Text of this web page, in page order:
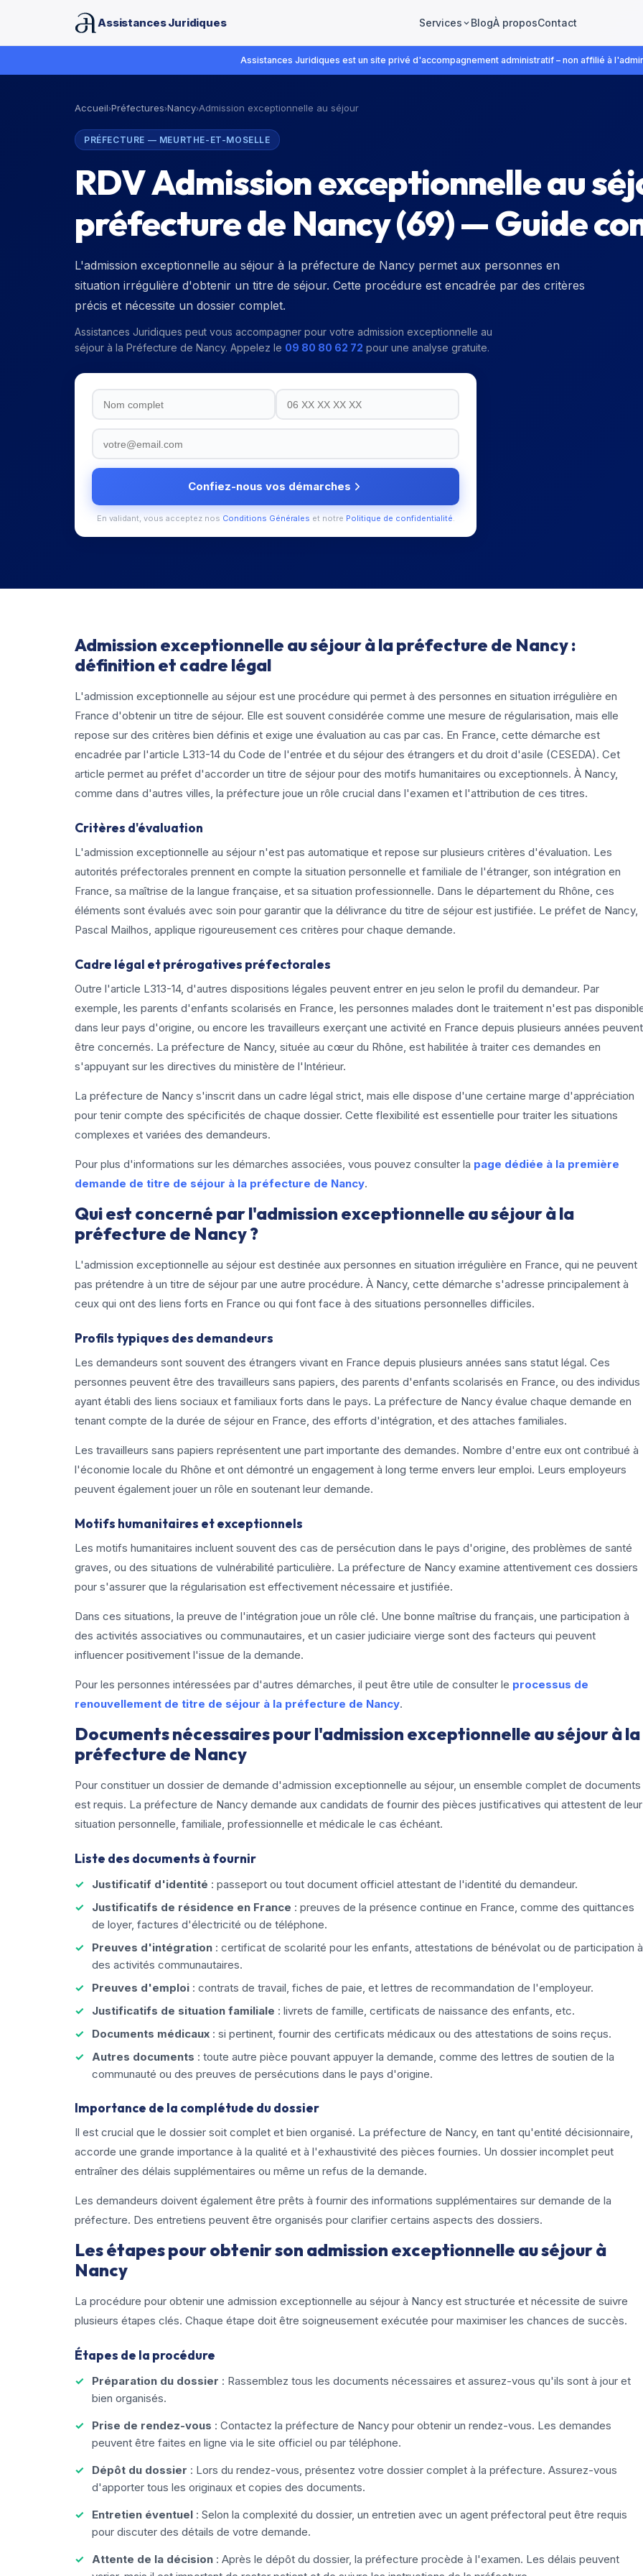
Assistances Juridiques Services BlogÀ proposContact
Assistances Juridiques est un site privé d'accompagnement administratif – non affilié à
Accueil›Préfectures›Nancy›Admission exceptionnelle au séjour
PRÉFECTURE — MEURTHE-ET-MOSELLE
RDV Admission exceptionnelle au
préfecture de Nancy (69) — Guide
L'admission exceptionnelle au séjour à la préfecture de Nancy permet aux personnes en
situation irrégulière d'obtenir un titre de séjour. Cette procédure est encadrée par des critères
précis et nécessite un dossier complet.
Assistances Juridiques peut vous accompagner pour votre admission exceptionnelle au
séjour à la Préfecture de Nancy. Appelez le 09 80 80 62 72 pour une analyse gratuite.
Confiez-nous vos démarches
En validant, vous acceptez nos Conditions Générales et notre Politique de confidentialité.
Admission exceptionnelle au séjour à la préfecture de Nancy :
définition et cadre légal
L'admission exceptionnelle au séjour est une procédure qui permet à des personnes en situation irrégulière en
France d'obtenir un titre de séjour. Elle est souvent considérée comme une mesure de régularisation, mais elle
repose sur des critères bien définis et exige une évaluation au cas par cas. En France, cette démarche est
encadrée par l'article L313-14 du Code de l'entrée et du séjour des étrangers et du droit d'asile (CESEDA). Cet
article permet au préfet d'accorder un titre de séjour pour des motifs humanitaires ou exceptionnels. À Nancy,
comme dans d'autres villes, la préfecture joue un rôle crucial dans l'examen et l'attribution de ces titres.
Critères d'évaluation
L'admission exceptionnelle au séjour n'est pas automatique et repose sur plusieurs critères d'évaluation. Les
autorités préfectorales prennent en compte la situation personnelle et familiale de l'étranger, son intégration en
France, sa maîtrise de la langue française, et sa situation professionnelle. Dans le département du Rhône, ces
éléments sont évalués avec soin pour garantir que la délivrance du titre de séjour est justifiée. Le préfet de Nancy,
Pascal Mailhos, applique rigoureusement ces critères pour chaque demande.
Cadre légal et prérogatives préfectorales
Outre l'article L313-14, d'autres dispositions légales peuvent entrer en jeu selon le profil du demandeur. Par
exemple, les parents d'enfants scolarisés en France, les personnes malades dont le traitement n'est pas
dans leur pays d'origine, ou encore les travailleurs exerçant une activité en France depuis plusieurs années peuvent
être concernés. La préfecture de Nancy, située au cœur du Rhône, est habilitée à traiter ces demandes en
s'appuyant sur les directives du ministère de l'Intérieur.
La préfecture de Nancy s'inscrit dans un cadre légal strict, mais elle dispose d'une certaine marge d'appréciation
pour tenir compte des spécificités de chaque dossier. Cette flexibilité est essentielle pour traiter les situations
complexes et variées des demandeurs.
Pour plus d'informations sur les démarches associées, vous pouvez consulter la page dédiée à la première
demande de titre de séjour à la préfecture de Nancy.
Qui est concerné par l'admission exceptionnelle au séjour à la
préfecture de Nancy ?
L'admission exceptionnelle au séjour est destinée aux personnes en situation irrégulière en France, qui ne peuvent
pas prétendre à un titre de séjour par une autre procédure. À Nancy, cette démarche s'adresse principalement à
ceux qui ont des liens forts en France ou qui font face à des situations personnelles difficiles.
Profils typiques des demandeurs
Les demandeurs sont souvent des étrangers vivant en France depuis plusieurs années sans statut légal. Ces
personnes peuvent être des travailleurs sans papiers, des parents d'enfants scolarisés en France, ou des individus
ayant établi des liens sociaux et familiaux forts dans le pays. La préfecture de Nancy évalue chaque demande en
tenant compte de la durée de séjour en France, des efforts d'intégration, et des attaches familiales.
Les travailleurs sans papiers représentent une part importante des demandes. Nombre d'entre eux ont contribué à
l'économie locale du Rhône et ont démontré un engagement à long terme envers leur emploi. Leurs employeurs
peuvent également jouer un rôle en soutenant leur demande.
Motifs humanitaires et exceptionnels
Les motifs humanitaires incluent souvent des cas de persécution dans le pays d'origine, des problèmes de santé
graves, ou des situations de vulnérabilité particulière. La préfecture de Nancy examine attentivement ces dossiers
pour s'assurer que la régularisation est effectivement nécessaire et justifiée.
Dans ces situations, la preuve de l'intégration joue un rôle clé. Une bonne maîtrise du français, une participation à
des activités associatives ou communautaires, et un casier judiciaire vierge sont des facteurs qui peuvent
influencer positivement l'issue de la demande.
Pour les personnes intéressées par d'autres démarches, il peut être utile de consulter le processus de
renouvellement de titre de séjour à la préfecture de Nancy.
Documents nécessaires pour l'admission exceptionnelle au séjour à la
préfecture de Nancy
Pour constituer un dossier de demande d'admission exceptionnelle au séjour, un ensemble complet de documents
est requis. La préfecture de Nancy demande aux candidats de fournir des pièces justificatives qui attestent de leur
situation personnelle, familiale, professionnelle et médicale le cas échéant.
Liste des documents à fournir
Justificatif d'identité : passeport ou tout document officiel attestant de l'identité du demandeur.
Justificatifs de résidence en France : preuves de la présence continue en France, comme des quittances
de loyer, factures d'électricité ou de téléphone.
Preuves d'intégration : certificat de scolarité pour les enfants, attestations de bénévolat ou de participation à
des activités communautaires.
Preuves d'emploi : contrats de travail, fiches de paie, et lettres de recommandation de l'employeur.
Justificatifs de situation familiale : livrets de famille, certificats de naissance des enfants, etc.
Documents médicaux : si pertinent, fournir des certificats médicaux ou des attestations de soins reçus.
Autres documents : toute autre pièce pouvant appuyer la demande, comme des lettres de soutien de la
communauté ou des preuves de persécutions dans le pays d'origine.
Importance de la complétude du dossier
Il est crucial que le dossier soit complet et bien organisé. La préfecture de Nancy, en tant qu'entité décisionnaire,
accorde une grande importance à la qualité et à l'exhaustivité des pièces fournies. Un dossier incomplet peut
entraîner des délais supplémentaires ou même un refus de la demande.
Les demandeurs doivent également être prêts à fournir des informations supplémentaires sur demande de la
préfecture. Des entretiens peuvent être organisés pour clarifier certains aspects des dossiers.
Les étapes pour obtenir son admission exceptionnelle au séjour à
Nancy
La procédure pour obtenir une admission exceptionnelle au séjour à Nancy est structurée et nécessite de suivre
plusieurs étapes clés. Chaque étape doit être soigneusement exécutée pour maximiser les chances de succès.
Étapes de la procédure
Préparation du dossier : Rassemblez tous les documents nécessaires et assurez-vous qu'ils sont à jour et
bien organisés.
Prise de rendez-vous : Contactez la préfecture de Nancy pour obtenir un rendez-vous. Les demandes
peuvent être faites en ligne via le site officiel ou par téléphone.
Dépôt du dossier : Lors du rendez-vous, présentez votre dossier complet à la préfecture. Assurez-vous
d'apporter tous les originaux et copies des documents.
Entretien éventuel : Selon la complexité du dossier, un entretien avec un agent préfectoral peut être requis
pour discuter des détails de votre demande.
Attente de la décision : Après le dépôt du dossier, la préfecture procède à l'examen. Les délais peuvent